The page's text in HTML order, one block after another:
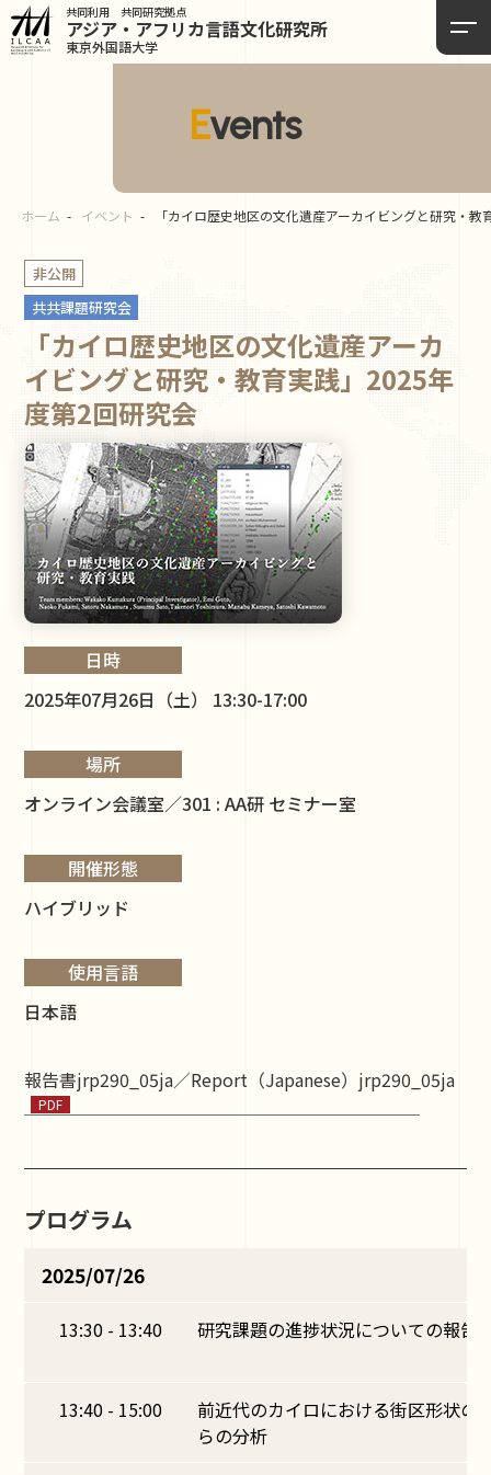
共同利用 共同研究拠点
アジア・アフリカ言語文化研究所
東京外国語大学
Events
ホーム イベント 「カイロ歴史地区の文化遺産アーカイビングと研究・
非公開
共共課題研究会
「カイロ歴史地区の文化遺産アーカ
イビングと研究・教育実践」2025年
度第2回研究会
日時
2025年07月26日（土） 13:30-17:00
場所
オンライン会議室／301 : AA研 セミナー室
開催形態
ハイブリッド
使用言語
日本語
報告書jrp290_05ja／Report（Japanese）jrp290_05ja
プログラム
2025/07/26
13:30 - 13:40 研究課題の進捗状況についての報告
13:40 - 15:00
前近代のカイロにおける街区形状の
らの分析